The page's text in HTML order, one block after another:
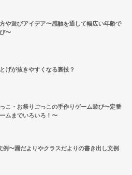
や遊びアイデア〜感触を通して幅広い年齢で
〜
げが抜きやすくなる裏技？
こ・お祭りごっこの手作りゲーム遊び〜定番
ムまでいろいろ！〜
例〜園だよりやクラスだよりの書き出し文例